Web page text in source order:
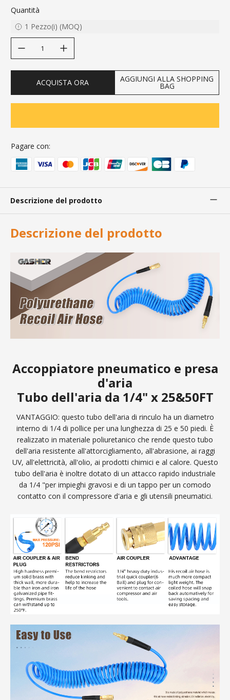
Quantità
1 Pezzo(i) (MOQ)
ACQUISTA ORA AGGIUNGI ALLA SHOPPING
BAG
Pagare con:
Descrizione del prodotto
Descrizione del prodotto
Accoppiatore pneumatico e presa
d'aria
Tubo dell'aria da 1/4" x 25&50FT
VANTAGGIO: questo tubo dell'aria di rinculo ha un diametro
interno di 1/4 di pollice per una lunghezza di 25 e 50 piedi. È
realizzato in materiale poliuretanico che rende questo tubo
dell'aria resistente all'attorcigliamento, all'abrasione, ai raggi
UV, all'elettricità, all'olio, ai prodotti chimici e al calore. Questo
tubo dell'aria è inoltre dotato di un attacco rapido industriale
da 1/4 "per impieghi gravosi e di un tappo per un comodo
contatto con il compressore d'aria e gli utensili pneumatici.